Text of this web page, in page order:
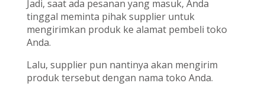
Jadi, saat ada pesanan yang masuk, Anda
tinggal meminta pihak supplier untuk
mengirimkan produk ke alamat pembeli toko
Anda.
Lalu, supplier pun nantinya akan mengirim
produk tersebut dengan nama toko Anda.